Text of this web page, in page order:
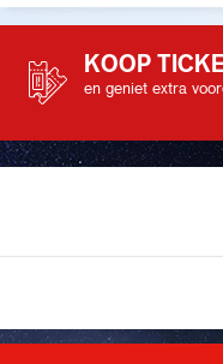
KOOP
en geniet extra